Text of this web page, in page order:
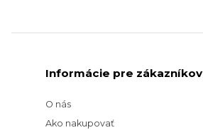
Informácie pre zákazníkov
O nás
Ako nakupovať